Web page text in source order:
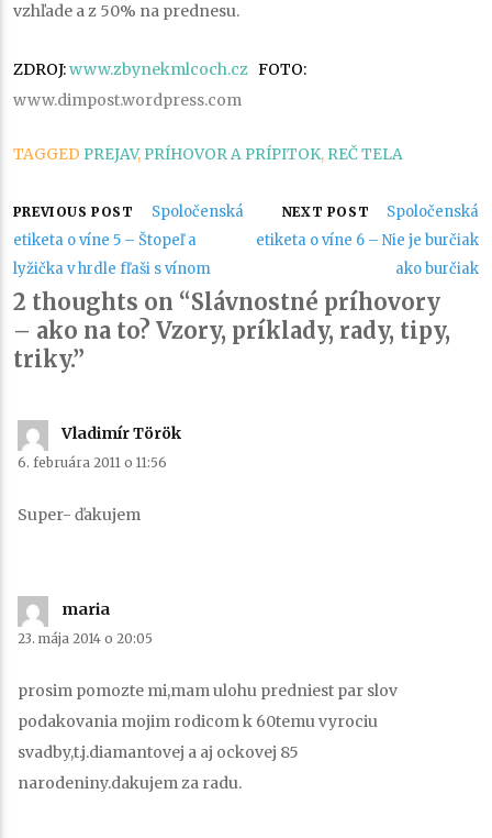
vzhľade a z 50% na prednesu.
ZDROJ:www.zbynekmlcoch.cz FOTO:
www.dimpost.wordpress.com
TAGGED PREJAV, PRÍHOVOR A PRÍPITOK, REČ TELA
Navigácia
v
článku
PREVIOUS POST
Spoločenská
etiketa o víne 5 – Štopeľ a
lyžička v hrdle fľaši s vínom
NEXT POST
Spoločenská
etiketa o víne 6 – Nie je burčiak
ako burčiak
2 thoughts on “Slávnostné príhovory
– ako na to? Vzory, príklady, rady, tipy,
triky.”
Vladimír Török
6. februára 2011 o 11:56
Super- ďakujem
maria
23. mája 2014 o 20:05
prosim pomozte mi,mam ulohu predniest par slov
podakovania mojim rodicom k 60temu vyrociu
svadby,t.j.diamantovej a aj ockovej 85
narodeniny.dakujem za radu.